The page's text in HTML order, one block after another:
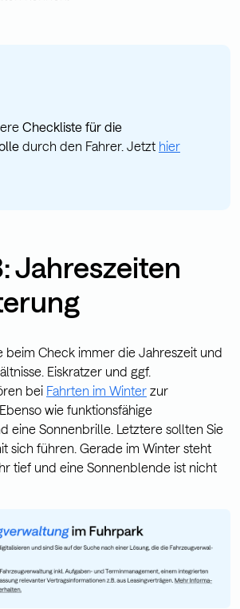
Checkliste für die
durch den Fahrer. Jetzt hier
Jahreszeiten
beim Check immer die Jahreszeit und
Eiskratzer und ggf.
bei Fahrten im Winter zur
wie funktionsfähige
eine Sonnenbrille. Letztere sollten Sie
sich führen. Gerade im Winter steht
tief und eine Sonnenblende ist nicht